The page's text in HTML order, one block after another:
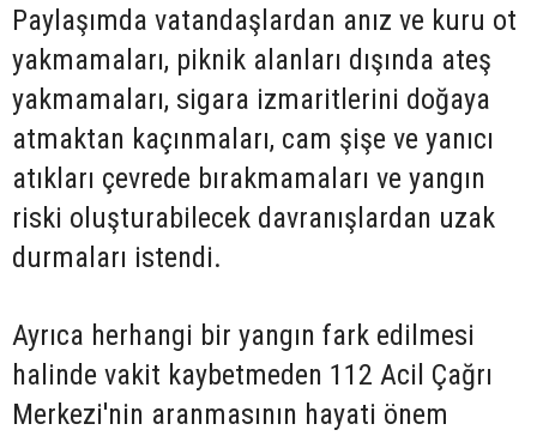
Paylaşımda vatandaşlardan anız ve kuru ot
yakmamaları, piknik alanları dışında ateş
yakmamaları, sigara izmaritlerini doğaya
atmaktan kaçınmaları, cam şişe ve yanıcı
atıkları çevrede bırakmamaları ve yangın
riski oluşturabilecek davranışlardan uzak
durmaları istendi.
Ayrıca herhangi bir yangın fark edilmesi
halinde vakit kaybetmeden 112 Acil Çağrı
Merkezi'nin aranmasının hayati önem